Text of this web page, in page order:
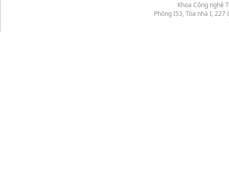
Khoa Công nghệ
Phòng I53, Tòa nhà I,